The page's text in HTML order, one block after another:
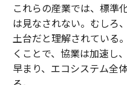
これらの産業では、標準
は見なされない。むしろ
土台だと理解されている
くことで、協業は加速し
早まり、エコシステム全